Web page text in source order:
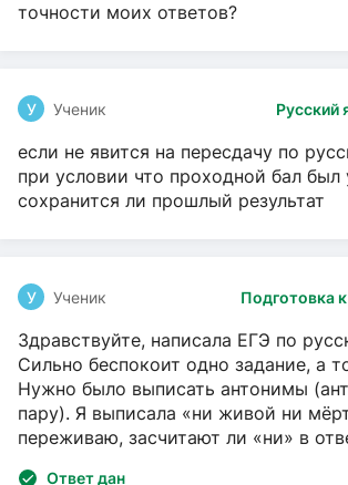
точности моих ответов?
Русский
У Ученик
если не явится на пересдачу по
при условии что проходной бал был
сохранится ли прошлый результат
Подготовка
У Ученик
Здравствуйте, написала ЕГЭ по
Сильно беспокоит одно задание, а
Нужно было выписать антонимы
пару). Я выписала «ни живой ни
переживаю, засчитают ли «ни» в
Ответ дан